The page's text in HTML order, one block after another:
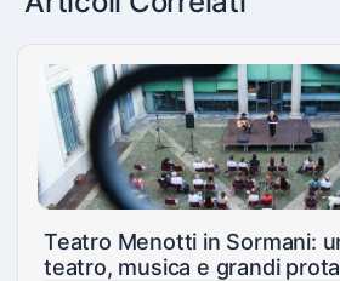
Teatro Menotti in Sormani:
teatro, musica e grandi